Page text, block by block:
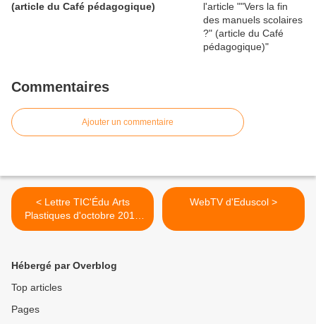
(article du Café pédagogique)
Commentaires
Ajouter un commentaire
< Lettre TIC'Édu Arts
Plastiques d'octobre 2012
(Eduscol)
WebTV d'Eduscol >
Hébergé par Overblog
Top articles
Pages